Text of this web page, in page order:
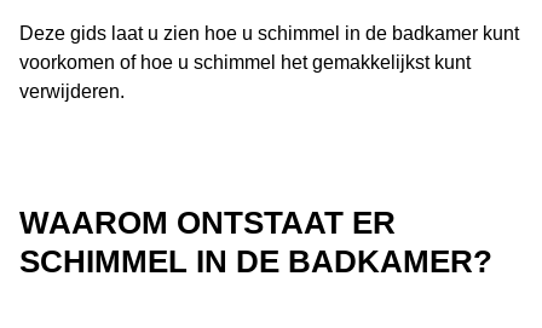
Deze gids laat u zien hoe u schimmel in de badkamer kunt
voorkomen of hoe u schimmel het gemakkelijkst kunt
verwijderen.
WAAROM ONTSTAAT ER
SCHIMMEL IN DE BADKAMER?